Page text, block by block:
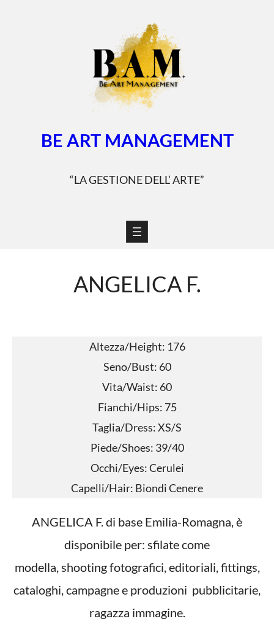
BE ART MANAGEMENT
“LA GESTIONE DELL’ ARTE”
ANGELICA F.
Altezza/Height: 176
Seno/Bust: 60
Vita/Waist: 60
Fianchi/Hips: 75
Taglia/Dress: XS/S
Piede/Shoes: 39/40
Occhi/Eyes: Cerulei
Capelli/Hair: Biondi Cenere
ANGELICA F. di base Emilia-Romagna, è
disponibile per: sfilate come
modella, shooting fotografici, editoriali, fittings,
cataloghi, campagne e produzioni pubblicitarie,
ragazza immagine.